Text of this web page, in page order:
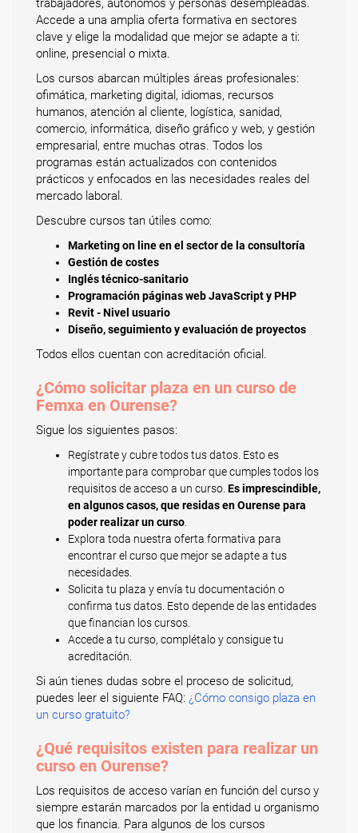
trabajadores, autónomos y personas desempleadas.
Accede a una amplia oferta formativa en sectores
clave y elige la modalidad que mejor se adapte a ti:
online, presencial o mixta.
Los cursos abarcan múltiples áreas profesionales:
ofimática, marketing digital, idiomas, recursos
humanos, atención al cliente, logística, sanidad,
comercio, informática, diseño gráfico y web, y gestión
empresarial, entre muchas otras. Todos los
programas están actualizados con contenidos
prácticos y enfocados en las necesidades reales del
mercado laboral.
Descubre cursos tan útiles como:
Marketing on line en el sector de la consultoría
Gestión de costes
Inglés técnico-sanitario
Programación páginas web JavaScript y PHP
Revit - Nivel usuario
Diseño, seguimiento y evaluación de proyectos
Todos ellos cuentan con acreditación oficial.
¿Cómo solicitar plaza en un curso de
Femxa en Ourense?
Sigue los siguientes pasos:
Regístrate y cubre todos tus datos. Esto es
importante para comprobar que cumples todos los
requisitos de acceso a un curso. Es imprescindible,
en algunos casos, que residas en Ourense para
poder realizar un curso
Explora toda nuestra oferta formativa para
encontrar el curso que mejor se adapte a tus
necesidades.
Solicita tu plaza y envía tu documentación o
confirma tus datos. Esto depende de las entidades
que financian los cursos.
Accede a tu curso, complétalo y consigue tu
acreditación.
Si aún tienes dudas sobre el proceso de solicitud,
puedes leer el siguiente FAQ: ¿Cómo consigo plaza en
un curso gratuito?
¿Qué requisitos existen para realizar un
curso en Ourense?
Los requisitos de acceso varían en función del curso y
siempre estarán marcados por la entidad u organismo
que los financia. Para algunos de los cursos